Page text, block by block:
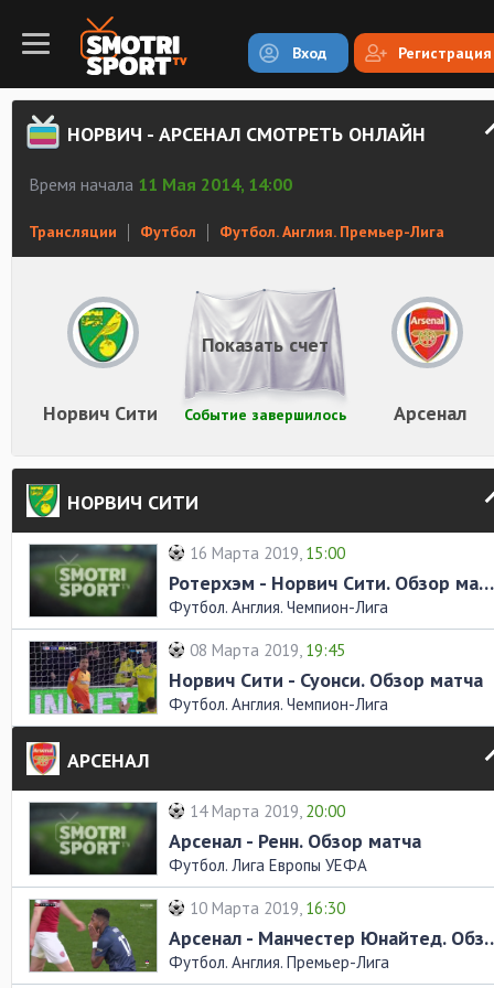
Вход Регистрация
НОРВИЧ - АРСЕНАЛ СМОТРЕТЬ ОНЛАЙН
Время начала 11 Мая 2014, 14:00
Трансляции Футбол Футбол. Англия. Премьер-Лига
Норвич Сити Арсенал
Событие завершилось
Показать счет
НОРВИЧ СИТИ
16 Марта 2019, 15:00
Ротерхэм - Норвич Сити. Обзор матча
Футбол. Англия. Чемпион-Лига
08 Марта 2019, 19:45
Норвич Сити - Суонси. Обзор матча
Футбол. Англия. Чемпион-Лига
АРСЕНАЛ
14 Марта 2019, 20:00
Арсенал - Ренн. Обзор матча
Футбол. Лига Европы УЕФА
10 Марта 2019, 16:30
Арсенал -
Футбол. Англия. Премьер-Лига